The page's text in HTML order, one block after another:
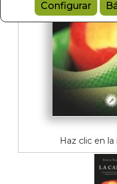
Configurar
Haz clic en